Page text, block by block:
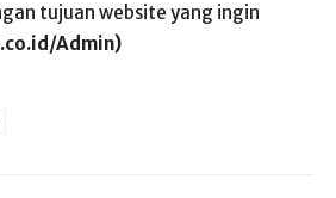
tujuan website yang ingin
Admin)